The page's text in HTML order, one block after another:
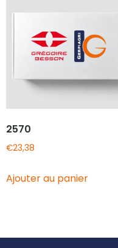
2570
€23,38
Ajouter au panier